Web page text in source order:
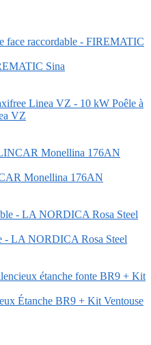
Sina
Poêle à
VZ
Monellina 176AN
- LA NORDICA Rosa Steel
Étanche BR9 + Kit Ventouse